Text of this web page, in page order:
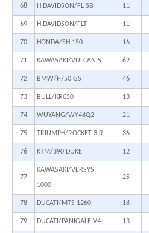
68 H.DAVIDSON/FL SB 11
69 H.DAVIDSON/FLT 11
70 HONDA/SH 150 16
71 KAWASAKI/VULCAN S 62
72 BMW/F750 GS 46
73 BULL/KRC50 13
74 WUYANG/WY48Q2 21
75 TRIUMPH/ROCKET 3 R 36
76 KTM/390 DUKE 12
77
KAWASAKI/VERSYS
1000
25
78 DUCATI/MTS 1260 18
79 DUCATI/PANIGALE V4 13